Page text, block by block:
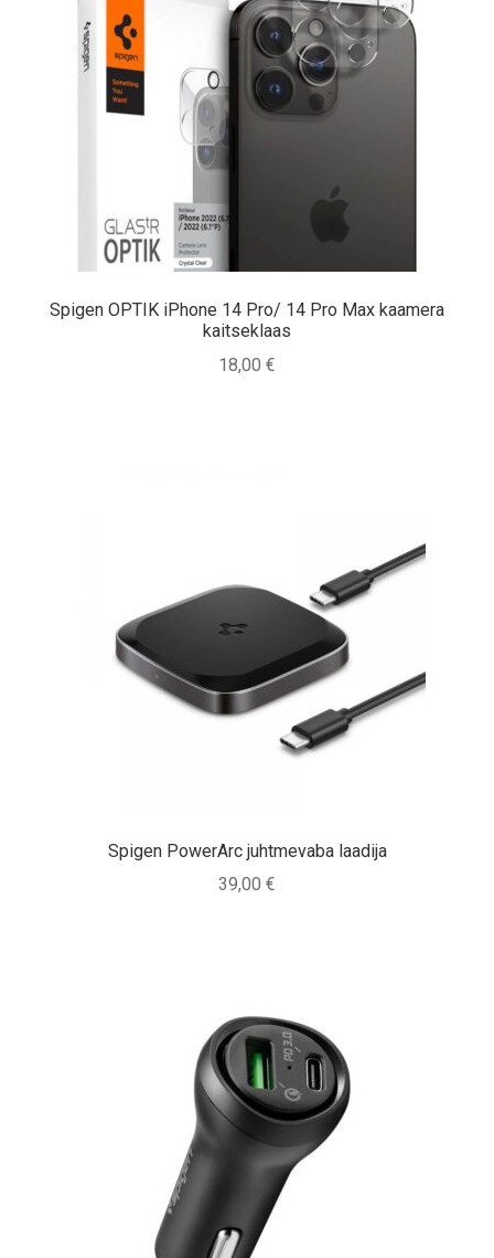
Spigen OPTIK iPhone 14 Pro/ 14 Pro Max kaamera
kaitseklaas
18,00 €
Spigen PowerArc juhtmevaba laadija
39,00 €